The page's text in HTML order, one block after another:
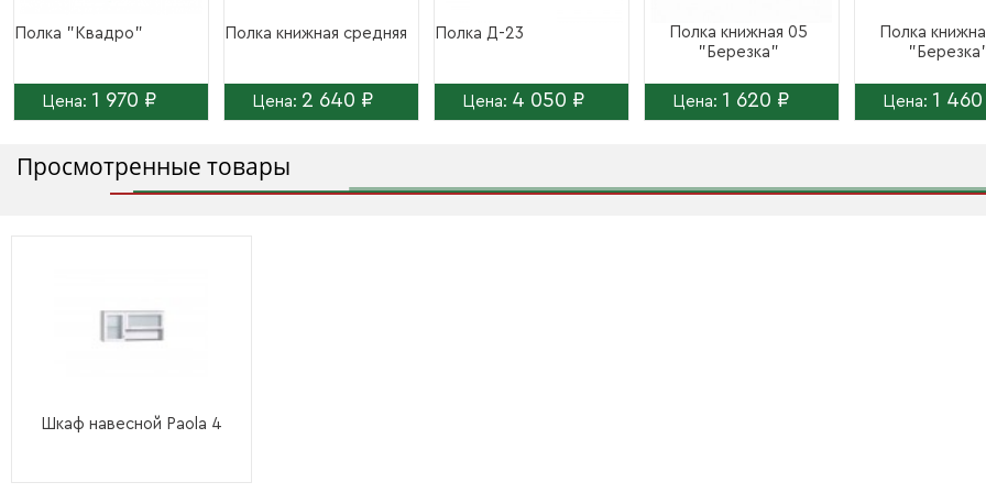
Полка "Квадро"
Цена: 1 970 ₽
Полка книжная средняя
Цена: 2 640 ₽
Полка Д-23
Цена: 4 050 ₽
Полка книжная 05
"Березка"
Цена: 1 620 ₽
Полка
Цена: 1
Просмотренные товары
Шкаф навесной Paola 4